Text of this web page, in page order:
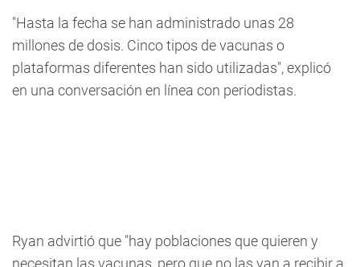
"Hasta la fecha se han administrado unas 28
millones de dosis. Cinco tipos de vacunas o
plataformas diferentes han sido utilizadas", explicó
en una conversación en línea con periodistas.
Ryan advirtió que "hay poblaciones que quieren y
necesitan las vacunas, pero que no las van a recibir a